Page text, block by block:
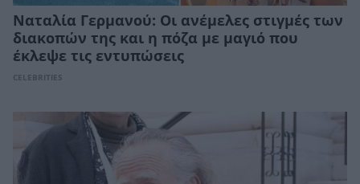
Ναταλία Γερμανού: Οι ανέμελες στιγμές των
διακοπών της και η πόζα με μαγιό που
έκλεψε τις εντυπώσεις
CELEBRITIES